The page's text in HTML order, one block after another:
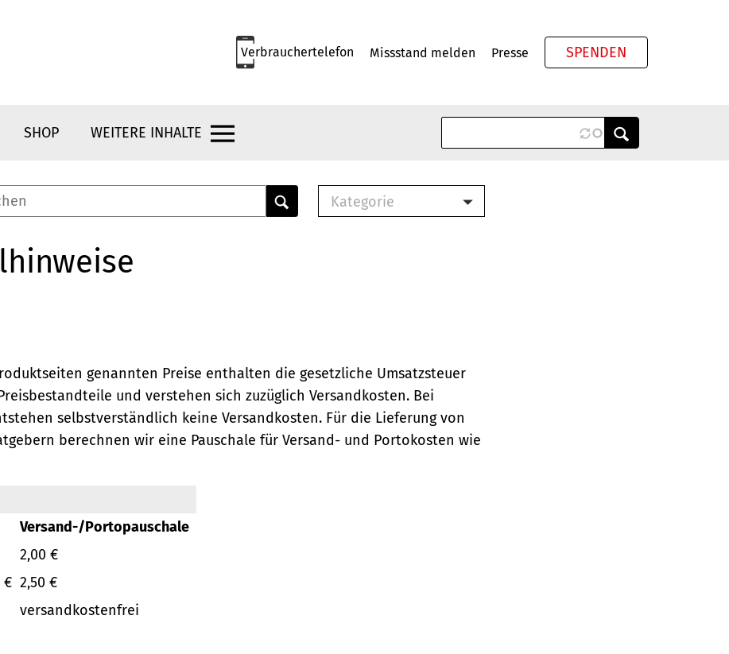
Verbrauchertelefon Missstand melden Presse SPENDEN
SHOP WEITERE INHALTE
Kategorie
genannten Preise enthalten die gesetzliche Umsatzsteuer
und verstehen sich zuzüglich Versandkosten. Bei
selbstverständlich keine Versandkosten. Für die Lieferung von
berechnen wir eine Pauschale für Versand- und Portokosten wie
Versand-/Portopauschale
2,00 €
€ 2,50 €
versandkostenfrei